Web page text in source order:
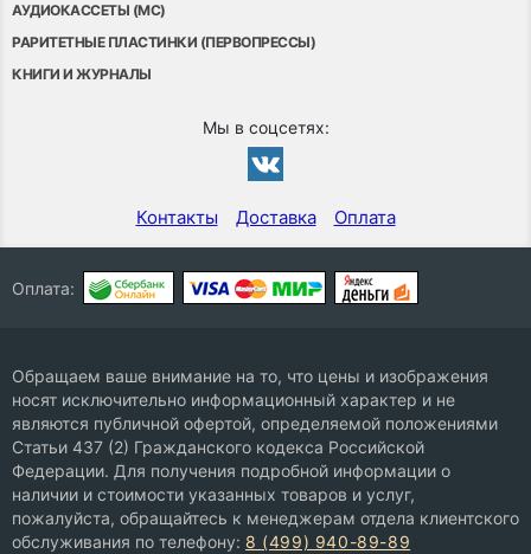
АУДИОКАССЕТЫ (MC)
РАРИТЕТНЫЕ ПЛАСТИНКИ (ПЕРВОПРЕССЫ)
КНИГИ И ЖУРНАЛЫ
Мы в соцсетях:
Контакты Доставка Оплата
Оплата:
Обращаем ваше внимание на то, что цены и изображения
носят исключительно информационный характер и не
являются публичной офертой, определяемой положениями
Статьи 437 (2) Гражданского кодекса Российской
Федерации. Для получения подробной информации о
наличии и стоимости указанных товаров и услуг,
пожалуйста, обращайтесь к менеджерам отдела клиентского
обслуживания по телефону: 8 (499) 940-89-89